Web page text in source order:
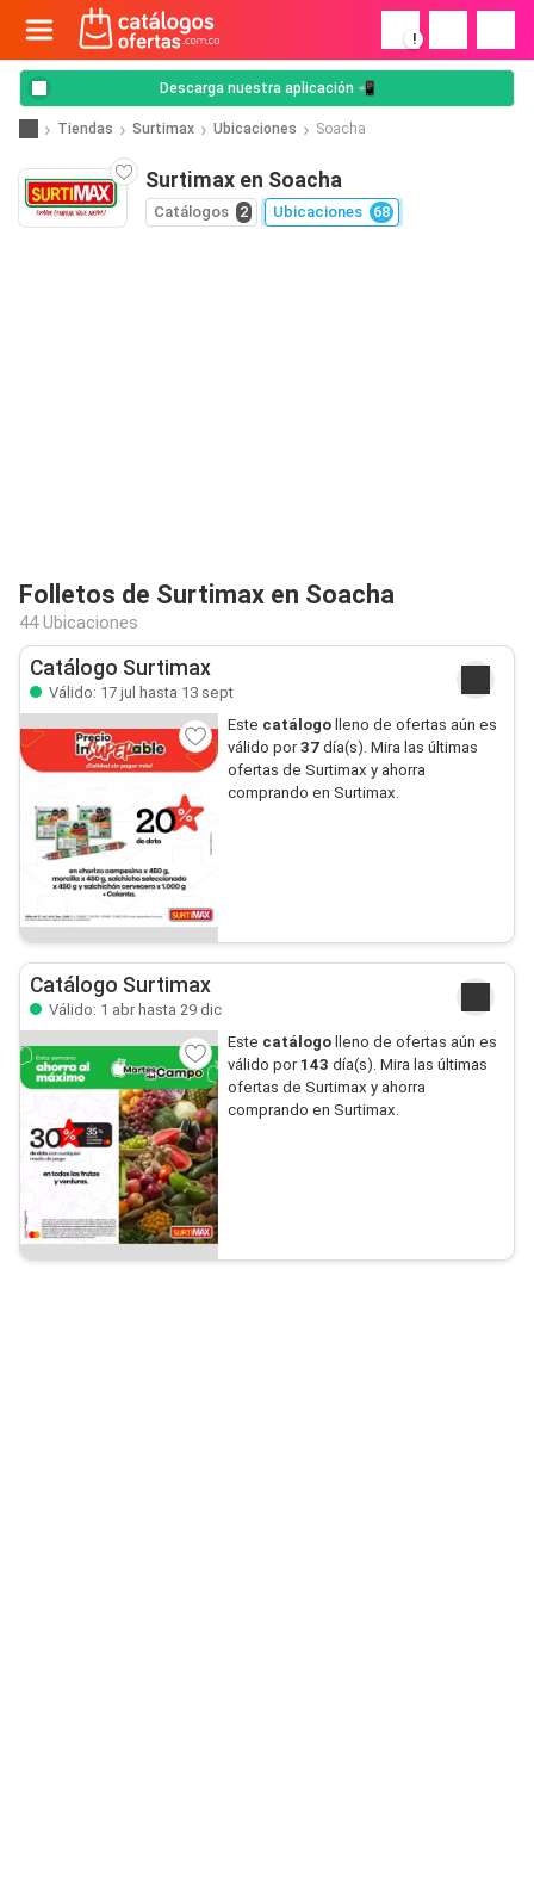
!
Descarga nuestra aplicación 📲
Tiendas Surtimax Ubicaciones Soacha
Surtimax en Soacha
Catálogos 2 Ubicaciones 68
Folletos de Surtimax en Soacha
44 Ubicaciones
Catálogo Surtimax
Válido: 17 jul hasta 13 sept
Este catálogolleno de ofertas aún es
válido por37día(s). Mira las últimas
ofertas de Surtimax y ahorra
comprando en Surtimax.
Catálogo Surtimax
Válido: 1 abr hasta 29 dic
Este catálogolleno de ofertas aún es
válido por 143 día(s). Mira las últimas
ofertas de Surtimax y ahorra
comprando en Surtimax.